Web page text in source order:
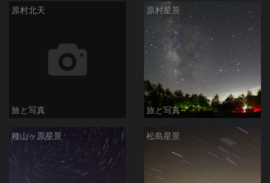
原村北天
旅と写真
原村星景
旅と写真
種山ヶ原星景 松島星景